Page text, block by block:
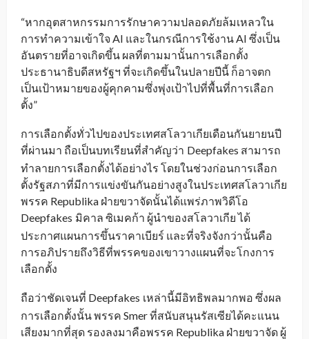
“หากอุตสาหกรรมการรักษาความปลอดภัยล้มเหลวใน
การทำความเข้าใจ AI และในกรณีการใช้งาน AI ซึ่งเป็น
อันตรายที่อาจเกิดขึ้น ผลที่ตามมานั้นการเลือกตั้ง
ประธานาธิบดีสหรัฐฯ ที่จะเกิดขึ้นในปลายปีนี้ ก็อาจตก
เป็นเป้าหมายของผู้คุกคามซึ่งพุ่งเป้าไปที่พื้นที่การเลือก
ตั้ง”
การเลือกตั้งทั่วไปของประเทศสโลวาเกียเดือนกันยายนปี
ที่ผ่านมา ถือเป็นบทเรียนที่สำคัญว่า Deepfakes สามารถ
ทำลายการเลือกตั้งได้อย่างไร โดยในช่วงก่อนการเลือก
ตั้งรัฐสภาที่มีการแข่งขันกันอย่างสูงในประเทศสโลวาเกีย
พรรค Republika ฝ่ายขวาจัดนั้นได้แพร่ภาพวิดีโอ
Deepfakes มิคาล ซิเมคก้า ผู้นำของสโลวาเกีย ได้
ประกาศแผนการขึ้นราคาเบียร์ และที่จริงจังกว่านั้นคือ
การอภิปรายถึงวิธีที่พรรคของเขาวางแผนที่จะโกงการ
เลือกตั้ง
ถือว่าชัดเจนที่ Deepfakes เหล่านี้มีอิทธิพลมากพอ ซึ่งผล
การเลือกตั้งนั้น พรรค Smer ที่สนับสนุนรัสเซียได้คะแนน
เสียงมากที่สุด รองลงมาคือพรรค Republika ฝ่ายขวาจัด ผู้